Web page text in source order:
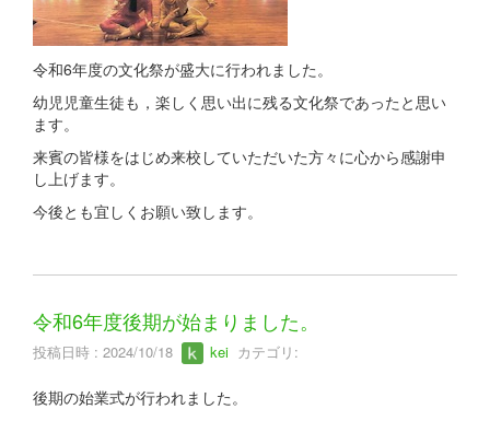
令和6年度の文化祭が盛大に行われました。
幼児児童生徒も，楽しく思い出に残る文化祭であったと思い
ます。
来賓の皆様をはじめ来校していただいた方々に心から感謝申
し上げます。
今後とも宜しくお願い致します。
令和6年度後期が始まりました。
投稿日時 : 2024/10/18 kei カテゴリ:
後期の始業式が行われました。